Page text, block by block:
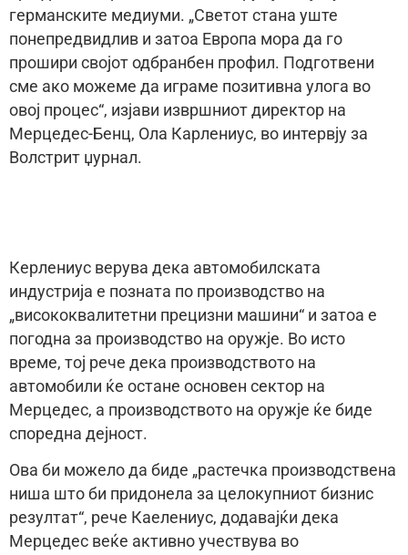
германските медиуми. „Светот стана уште
понепредвидлив и затоа Европа мора да го
прошири својот одбранбен профил. Подготвени
сме ако можеме да играме позитивна улога во
овој процес“, изјави извршниот директор на
Мерцедес-Бенц, Ола Карлениус, во интервју за
Волстрит џурнал.
Керлениус верува дека автомобилската
индустрија е позната по производство на
„висококвалитетни прецизни машини“ и затоа е
погодна за производство на оружје. Во исто
време, тој рече дека производството на
автомобили ќе остане основен сектор на
Мерцедес, а производството на оружје ќе биде
споредна дејност.
Ова би можело да биде „растечка производствена
ниша што би придонела за целокупниот бизнис
резултат“, рече Каелениус, додавајќи дека
Мерцедес веќе активно учествува во